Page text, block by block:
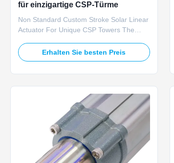
für einzigartige CSP-Türme
Non Standard Custom Stroke Solar Linear
Actuator For Unique CSP Towers The
stroke solar linear actuator is engineered
to meet irregular proprietary travel length
Erhalten Sie besten Preis